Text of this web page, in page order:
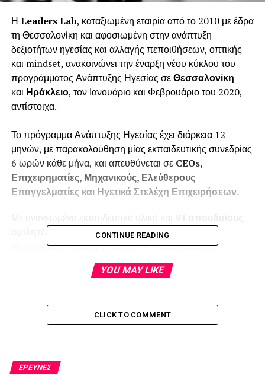
Η Leaders Lab, καταξιωμένη εταιρία από το 2010 με έδρα
τη Θεσσαλονίκη και αφοσιωμένη στην ανάπτυξη
δεξιοτήτων ηγεσίας και αλλαγής πεποιθήσεων, οπτικής
και mindset, ανακοινώνει την έναρξη νέου κύκλου του
προγράμματος Ανάπτυξης Ηγεσίας σεΘεσσαλονίκη
και Ηράκλειο, τον Ιανουάριο και Φεβρουάριο του 2020,
αντίστοιχα.
Το πρόγραμμα Ανάπτυξης Ηγεσίας έχει διάρκεια 12
μηνών, με παρακολούθηση μίας εκπαιδευτικής συνεδρίας
6 ωρών κάθε μήνα, και απευθύνεται σε CEOs,
Επιχειρηματίες, Μηχανικούς, Ελεύθερους
Επαγγελματίες και Ηγετικά Στελέχη Επιχειρήσεων.
ομιλητές
, αυθεντίες σε παγκόσμιο επίπεδο, που
παρουσιάζουν, μέσω βίντεο, 244 αποτελεσματικές
τεχνικές ηγεσίας, απτά και εύκολα εφαρμόσιμες στην
καθημερινότητα της ελληνικής αγοράς, το Πρόγραμμα
Διασκεδαστική διαδραστική εμπειρία
συναντήσεων, με ομαδικές συζητήσεις, ατομικές
αξιολογήσεις σε δεξιότητες ηγεσίας, εξάσκηση
CONTINUE READING
YOU MAY LIKE
CLICK TO COMMENT
ΈΡΕΥΝΕΣ